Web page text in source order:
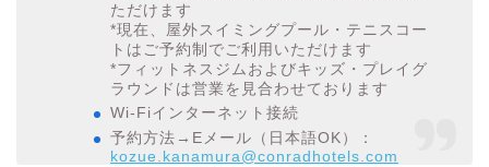
ただけます
*現在、屋外スイミングプール・テニスコー
トはご予約制でご利用いただけます
*フィットネスジムおよびキッズ・プレイグ
ラウンドは営業を見合わせております
Wi-Fiインターネット接続
予約方法→Eメール（日本語OK）：
kozue.kanamura@conradhotels.com